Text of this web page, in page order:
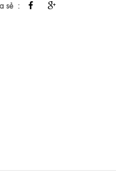
sẻ